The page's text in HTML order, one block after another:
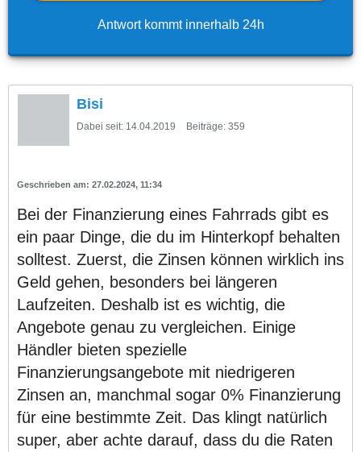
Antwort kommt innerhalb 24h
Bisi
Dabei seit: 14.04.2019 Beiträge: 359
27.02.2024, 11:34
Bei der Finanzierung eines Fahrrads gibt es
ein paar Dinge, die du im Hinterkopf behalten
solltest. Zuerst, die Zinsen können wirklich ins
Geld gehen, besonders bei längeren
Laufzeiten. Deshalb ist es wichtig, die
Angebote genau zu vergleichen. Einige
Händler bieten spezielle
Finanzierungsangebote mit niedrigeren
Zinsen an, manchmal sogar 0% Finanzierung
für eine bestimmte Zeit. Das klingt natürlich
super, aber achte darauf, dass du die Raten